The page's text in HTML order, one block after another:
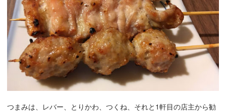
つまみは、レバー、とりかわ、つくね、それと1軒目の店主から勧